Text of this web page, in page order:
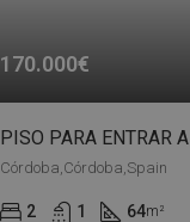
170.000€
Córdoba,Córdoba,Spain
2 1 64m²